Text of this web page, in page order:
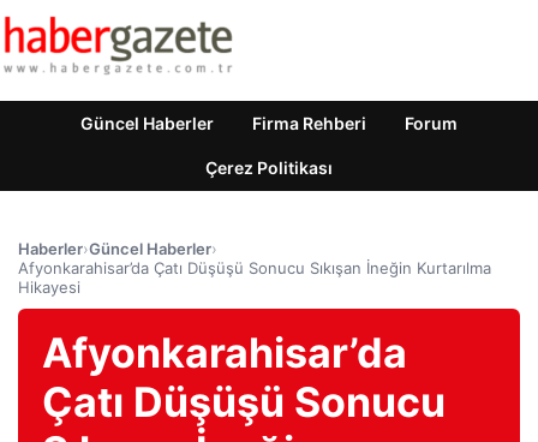
Güncel Haberler Firma Rehberi Forum
Çerez Politikası
Haberler›Güncel Haberler›
Afyonkarahisar’da Çatı Düşüşü Sonucu Sıkışan İneğin Kurtarılma
Hikayesi
Afyonkarahisar’da
Çatı Düşüşü Sonucu